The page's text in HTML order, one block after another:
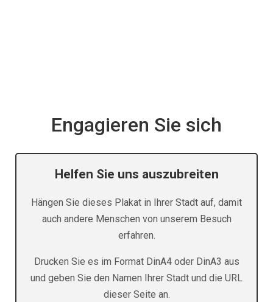
Engagieren Sie sich
Helfen Sie uns auszubreiten
Hängen Sie dieses Plakat in Ihrer Stadt auf, damit
auch andere Menschen von unserem Besuch
erfahren.
Drucken Sie es im Format DinA4 oder DinA3 aus
und geben Sie den Namen Ihrer Stadt und die URL
dieser Seite an.